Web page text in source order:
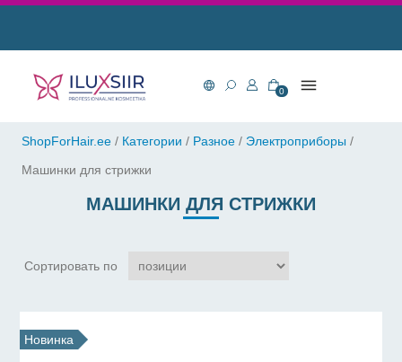
0
ShopForHair.ee / Категории / Разное / Электроприборы /
Машинки для стрижки
МАШИНКИ ДЛЯ СТРИЖКИ
Сортировать по
Новинка